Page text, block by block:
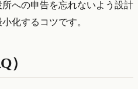
への申告を忘れないよう設計
化するコツです。
）